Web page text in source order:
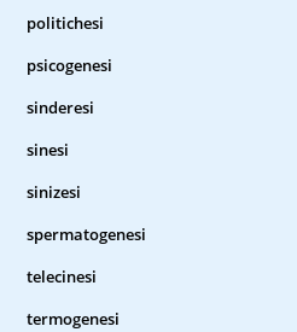
politichesi
psicogenesi
sinderesi
sinesi
sinizesi
spermatogenesi
telecinesi
termogenesi